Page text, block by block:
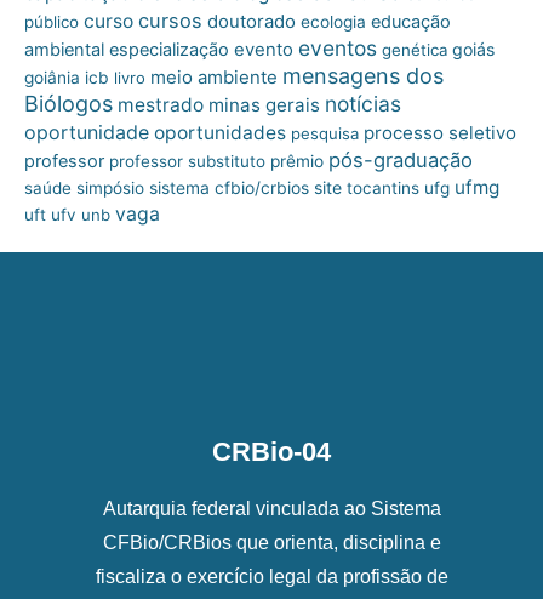
público curso cursos doutorado ecologia educação
ambiental especialização evento eventos genética goiás
goiânia icb livro meio ambiente mensagens dos
Biólogos mestrado minas gerais notícias
oportunidade oportunidades pesquisa processo seletivo
professor professor substituto prêmio pós-graduação
saúde simpósio sistema cfbio/crbios site tocantins ufg ufmg
uft ufv unb vaga
CRBio-04
Autarquia federal vinculada ao Sistema
CFBio/CRBios que orienta, disciplina e
fiscaliza o exercício legal da profissão de